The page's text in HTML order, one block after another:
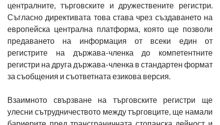
централните, търговските и дружествените регистри.
Съгласно директивата това става чрез създаването на
европейска централна платформа, която ще позволи
предаването на информация от всеки един от
регистрите на държава-членка до компетентните
регистри на друга държава-членка в стандартен формат
за съобщения и съответната езикова версия.
Взаимното свързване на търговските регистри ще
улесни сътрудничеството между търговците, ще намали